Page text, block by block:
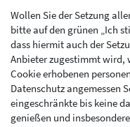
Wollen Sie der Setzung
bitte auf den grünen „Ich
dass hiermit auch der
Anbieter zugestimmt wird,
Cookie erhobenen
Datenschutz angemessen
eingeschränkte bis keine
genießen und